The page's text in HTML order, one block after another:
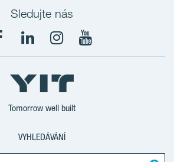
Sledujte nás
Tomorrow well built
VYHLEDÁVÁNÍ